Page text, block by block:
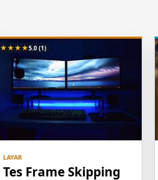
★★★★5.0(1)
LAYAR
Tes Frame Skipping